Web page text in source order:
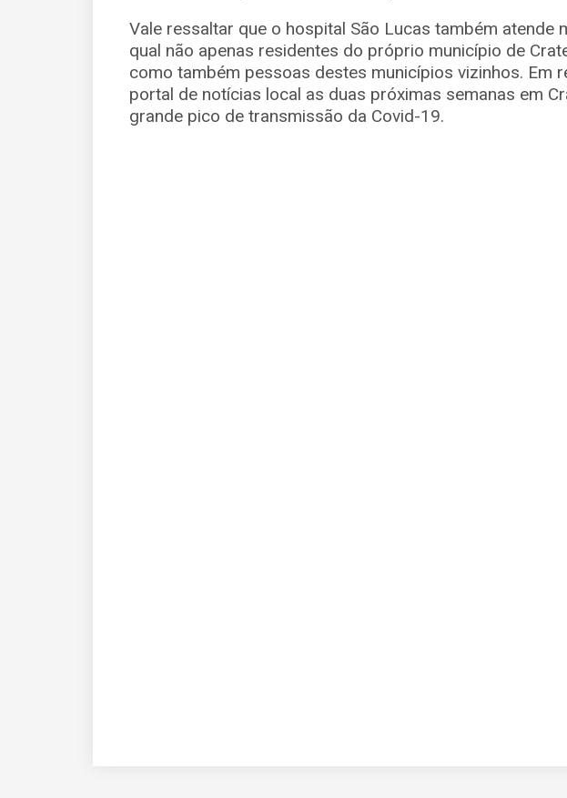
Vale ressaltar que o hospital São Lucas também atende
qual não apenas residentes do próprio município de
como também pessoas destes municípios vizinhos. Em
portal de notícias local as duas próximas semanas em
grande pico de transmissão da Covid-19.